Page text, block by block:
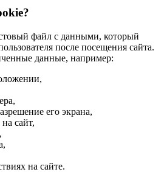
файл с данными, который
после посещения сайта.
данные, например:
его экрана,
сайт,
на сайте.